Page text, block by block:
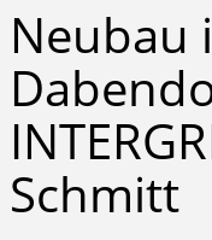
Neubau
Schmitt